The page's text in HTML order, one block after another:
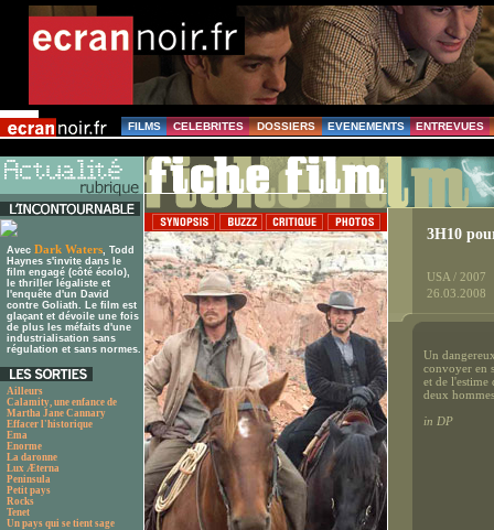
FILMS CELEBRITES DOSSIERS EVENEMENTS ENTREVUES
Avec Dark Waters, Todd
Haynes s'invite dans le
film engagé (côté écolo),
le thriller légaliste et
l'enquête d'un David
contre Goliath. Le film est
glaçant et dévoile une fois
de plus les méfaits d'une
industrialisation sans
régulation et sans normes.
Ailleurs
Calamity, une enfance de
Martha Jane Cannary
Effacer l'historique
Ema
Enorme
La daronne
Lux Æterna
Peninsula
Petit pays
Rocks
Tenet
Un pays qui se tient sage
3H10
USA / 2007
26.03.2008
Un
convoyer en
et de l'estime
deux
in DP